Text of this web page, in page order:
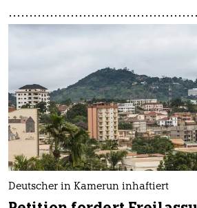
Deutscher in Kamerun inhaftiert